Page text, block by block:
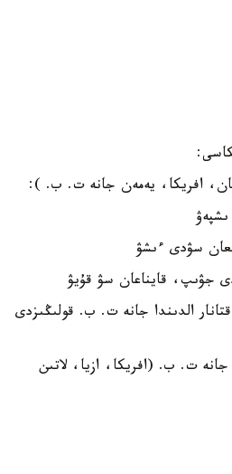
افريكا، يەمەن جانە ت. ب. ):
سۋدى ءىشۋ
جۋىپ، قايناعان سۋ قۇيۋ
الدىندا جانە ت. ب. قولىڭىزدى
ت. ب. (افريكا، ازيا، لاتىن